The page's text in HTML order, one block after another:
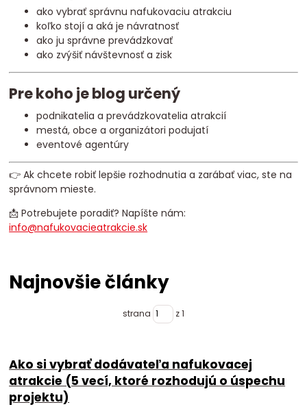
ako vybrať správnu nafukovaciu atrakciu
koľko stojí a aká je návratnosť
ako ju správne prevádzkovať
ako zvýšiť návštevnosť a zisk
Pre koho je blog určený
podnikatelia a prevádzkovatelia atrakcií
mestá, obce a organizátori podujatí
eventové agentúry
👉 Ak chcete robiť lepšie rozhodnutia a zarábať viac, ste na
správnom mieste.
📩 Potrebujete poradiť? Napíšte nám:
info@nafukovacieatrakcie.sk
Najnovšie články
strana z 1
Ako si vybrať dodávateľa nafukovacej
atrakcie (5 vecí, ktoré rozhodujú o úspechu
projektu)